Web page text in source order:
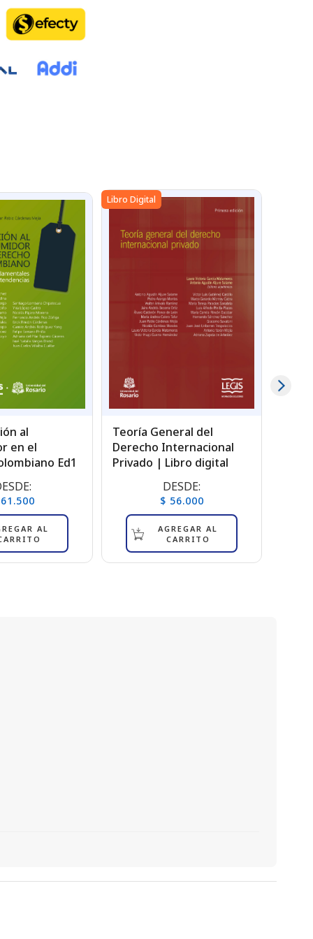
al
en el
Ed1
AL
Libro Digital
Teoría General del
Derecho Internacional
Privado | Libro digital
DESDE:
$ 56.000
AGREGAR AL
CARRITO